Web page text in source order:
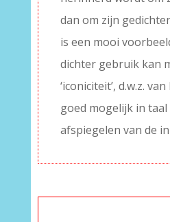
dan om zijn
is een mooi
dichter gebruik kan
‘iconiciteit’, d.w.z.
goed mogelijk in
afspiegelen van de